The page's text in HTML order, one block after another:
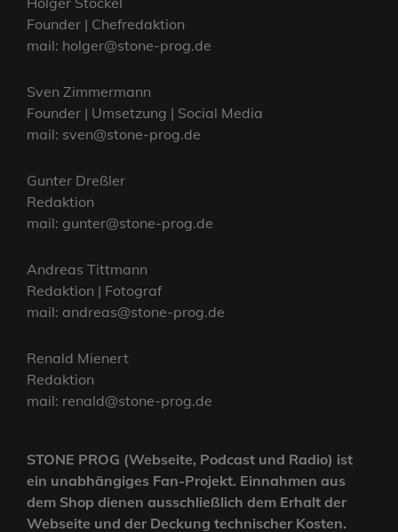
Founder | Chefredaktion
mail: holger@stone-prog.de
Sven Zimmermann
Founder | Umsetzung | Social Media
mail: sven@stone-prog.de
Gunter Dreßler
Redaktion
mail: gunter@stone-prog.de
Andreas Tittmann
Redaktion | Fotograf
mail: andreas@stone-prog.de
Renald Mienert
Redaktion
mail: renald@stone-prog.de
STONE PROG (Webseite, Podcast und Radio) ist
ein unabhängiges Fan-Projekt. Einnahmen aus
dem Shop dienen ausschließlich dem Erhalt der
Webseite und der Deckung technischer Kosten.